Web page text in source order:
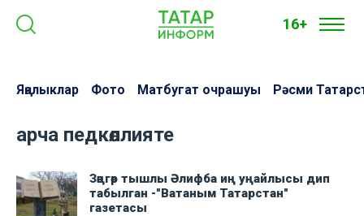
16+
Яңалыклар Фото Матбугат очрашуы Рәсми
арча педкөллияте
Зәңгәр тышлы Әлифба иң уңайлысы дип
табылган -"Ватаным Татарстан"
газетасы